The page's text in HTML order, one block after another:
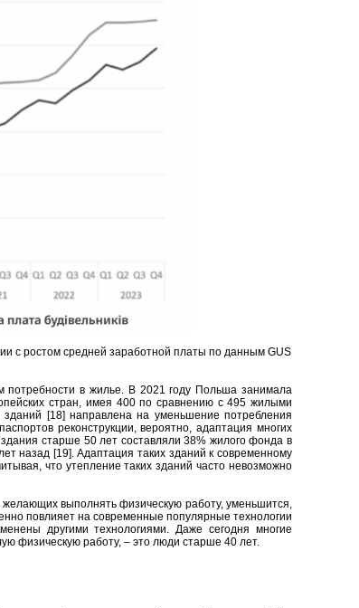
с ростом средней заработной платы по данным GUS
в жилье. В 2021 году Польша занимала
стран, имея 400 по сравнению с 495 жилыми
[18] направлена на уменьшение потребления
реконструкции, вероятно, адаптация многих
старше 50 лет составляли 38% жилого фонда в
назад [19]. Адаптация таких зданий к современному
что утепление таких зданий часто невозможно
выполнять физическую работу, уменьшится,
повлияет на современные популярные технологии
другими технологиями. Даже сегодня многие
физическую работу, – это люди старше 40 лет.